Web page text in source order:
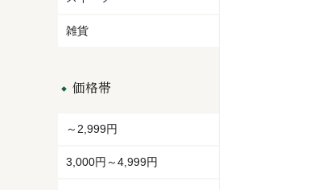
雑貨
価格帯
～2,999円
3,000円～4,999円